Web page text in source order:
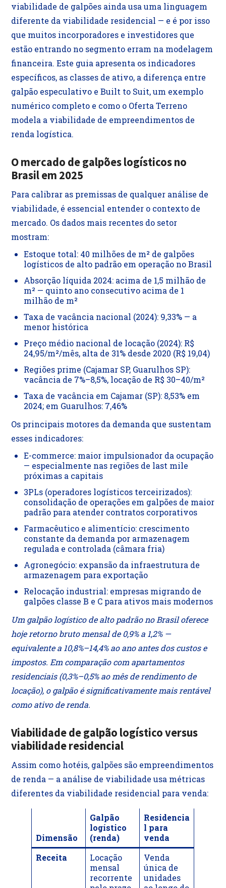
viabilidade de galpões ainda usa uma linguagem
diferente da viabilidade residencial — e é por isso
que muitos incorporadores e investidores que
estão entrando no segmento erram na modelagem
financeira. Este guia apresenta os indicadores
específicos, as classes de ativo, a diferença entre
galpão especulativo e Built to Suit, um exemplo
numérico completo e como o Oferta Terreno
modela a viabilidade de empreendimentos de
renda logística.
O mercado de galpões logísticos no
Brasil em 2025
Para calibrar as premissas de qualquer análise de
viabilidade, é essencial entender o contexto de
mercado. Os dados mais recentes do setor
mostram:
Estoque total: 40 milhões de m² de galpões
logísticos de alto padrão em operação no Brasil
Absorção líquida 2024: acima de 1,5 milhão de
m² — quinto ano consecutivo acima de 1
milhão de m²
Taxa de vacância nacional (2024): 9,33% — a
menor histórica
Preço médio nacional de locação (2024): R$
24,95/m²/mês, alta de 31% desde 2020 (R$ 19,04)
Regiões prime (Cajamar SP, Guarulhos SP):
vacância de 7%–8,5%, locação de R$ 30–40/m²
Taxa de vacância em Cajamar (SP): 8,53% em
2024; em Guarulhos: 7,46%
Os principais motores da demanda que sustentam
esses indicadores:
E-commerce: maior impulsionador da ocupação
— especialmente nas regiões de last mile
próximas a capitais
3PLs (operadores logísticos terceirizados):
consolidação de operações em galpões de maior
padrão para atender contratos corporativos
Farmacêutico e alimentício: crescimento
constante da demanda por armazenagem
regulada e controlada (câmara fria)
Agronegócio: expansão da infraestrutura de
armazenagem para exportação
Relocação industrial: empresas migrando de
galpões classe B e C para ativos mais modernos
Um galpão logístico de alto padrão no Brasil oferece
hoje retorno bruto mensal de 0,9% a 1,2% —
equivalente a 10,8%–14,4% ao ano antes dos custos e
impostos. Em comparação com apartamentos
residenciais (0,3%–0,5% ao mês de rendimento de
locação), o galpão é significativamente mais rentável
como ativo de renda.
Viabilidade de galpão logístico versus
viabilidade residencial
Assim como hotéis, galpões são empreendimentos
de renda — a análise de viabilidade usa métricas
diferentes da viabilidade residencial para venda:
Dimensão
Galpão
logístico
(renda)
Residencia
l para
venda
Receita
Locação
mensal
recorrente
Venda
única de
unidades